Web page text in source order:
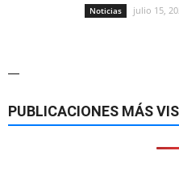
Noticias julio 15,
—
PUBLICACIONES MÁS